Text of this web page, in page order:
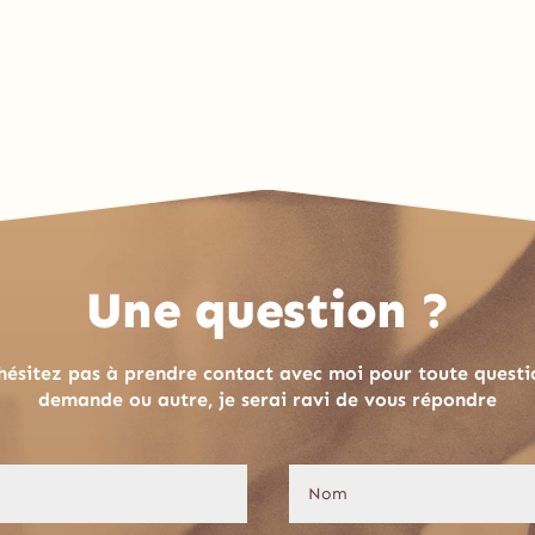
Une question ?
pas à prendre contact avec moi pour toute
demande ou autre, je serai ravi de vous répondre